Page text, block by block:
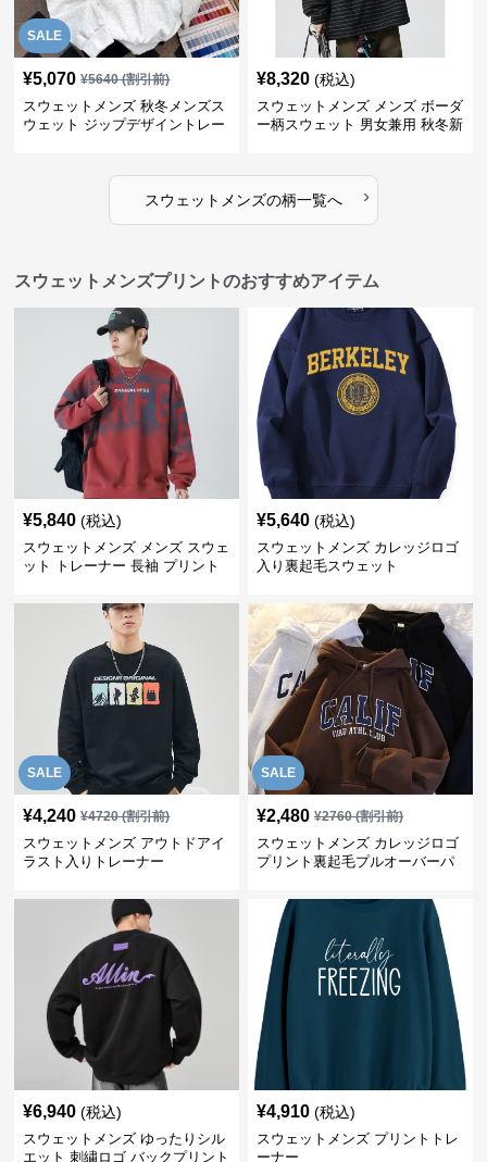
SALE
¥5,070 ¥5640(割引前)
スウェットメンズ 秋冬メンズス
ウェット ジップデザイントレー
¥8,320 (税込)
スウェットメンズ メンズ ボーダ
ー柄スウェット 男女兼用 秋冬新
スウェットメンズの柄一覧へ ›
スウェットメンズプリントのおすすめアイテム
¥5,840 (税込)
スウェットメンズ メンズ スウェ
ット トレーナー 長袖 プリント
¥5,640 (税込)
スウェットメンズ カレッジロゴ
入り裏起毛スウェット
SALE
¥4,240 ¥4720(割引前)
スウェットメンズ アウトドアイ
ラスト入りトレーナー
SALE
¥2,480 ¥2760(割引前)
スウェットメンズ カレッジロゴ
プリント裏起毛プルオーバーパ
¥6,940 (税込)
スウェットメンズ ゆったりシル
エット 刺繍ロゴ バックプリント
¥4,910 (税込)
スウェットメンズ プリントトレ
ーナー